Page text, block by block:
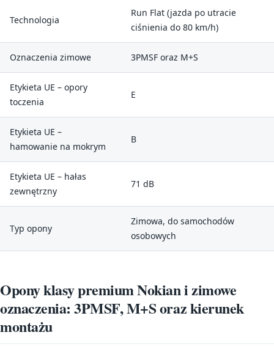
Technologia
Run Flat (jazda po utracie
ciśnienia do 80 km/h)
Oznaczenia zimowe 3PMSF oraz M+S
Etykieta UE – opory
toczenia
E
Etykieta UE –
hamowanie na mokrym
B
Etykieta UE – hałas
zewnętrzny
71 dB
Typ opony
Zimowa, do samochodów
osobowych
Opony klasy premium Nokian i zimowe
oznaczenia: 3PMSF, M+S oraz kierunek
montażu